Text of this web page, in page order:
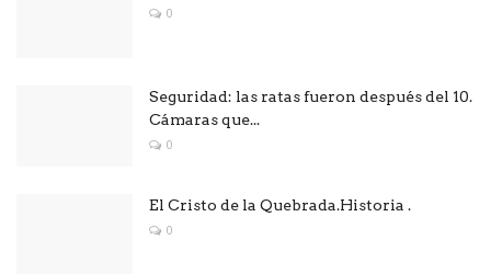
0
Seguridad: las ratas fueron después del 10.
Cámaras que...
0
El Cristo de la Quebrada.Historia .
0